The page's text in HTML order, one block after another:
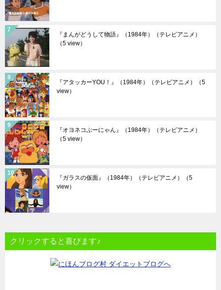
『まんがどうして物語』（1984年）（テレビアニメ）
（5 view）
『アタッカーYOU！』（1984年）（テレビアニメ）
（5
view）
『オヨネコぶーにゃん』（1984年）（テレビアニメ）
（5 view）
『ガラスの仮面』（1984年）（テレビアニメ）
（5
view）
クリックすると喜びます♪